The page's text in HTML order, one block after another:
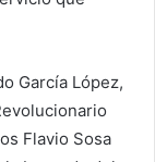
García López,
Flavio Sosa